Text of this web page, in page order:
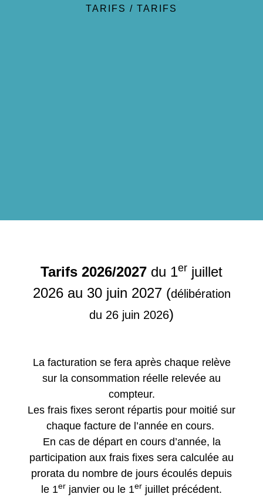
TARIFS / TARIFS
Tarifs 2026/2027 du 1er juillet
2026 au 30 juin 2027 (délibération
du 26 juin 2026)
La facturation se fera après chaque relève
sur la consommation réelle relevée au
compteur.
Les frais fixes seront répartis pour moitié sur
chaque facture de l’année en cours.
En cas de départ en cours d’année, la
participation aux frais fixes sera calculée au
prorata du nombre de jours écoulés depuis
le 1er janvier ou le 1er juillet précédent.